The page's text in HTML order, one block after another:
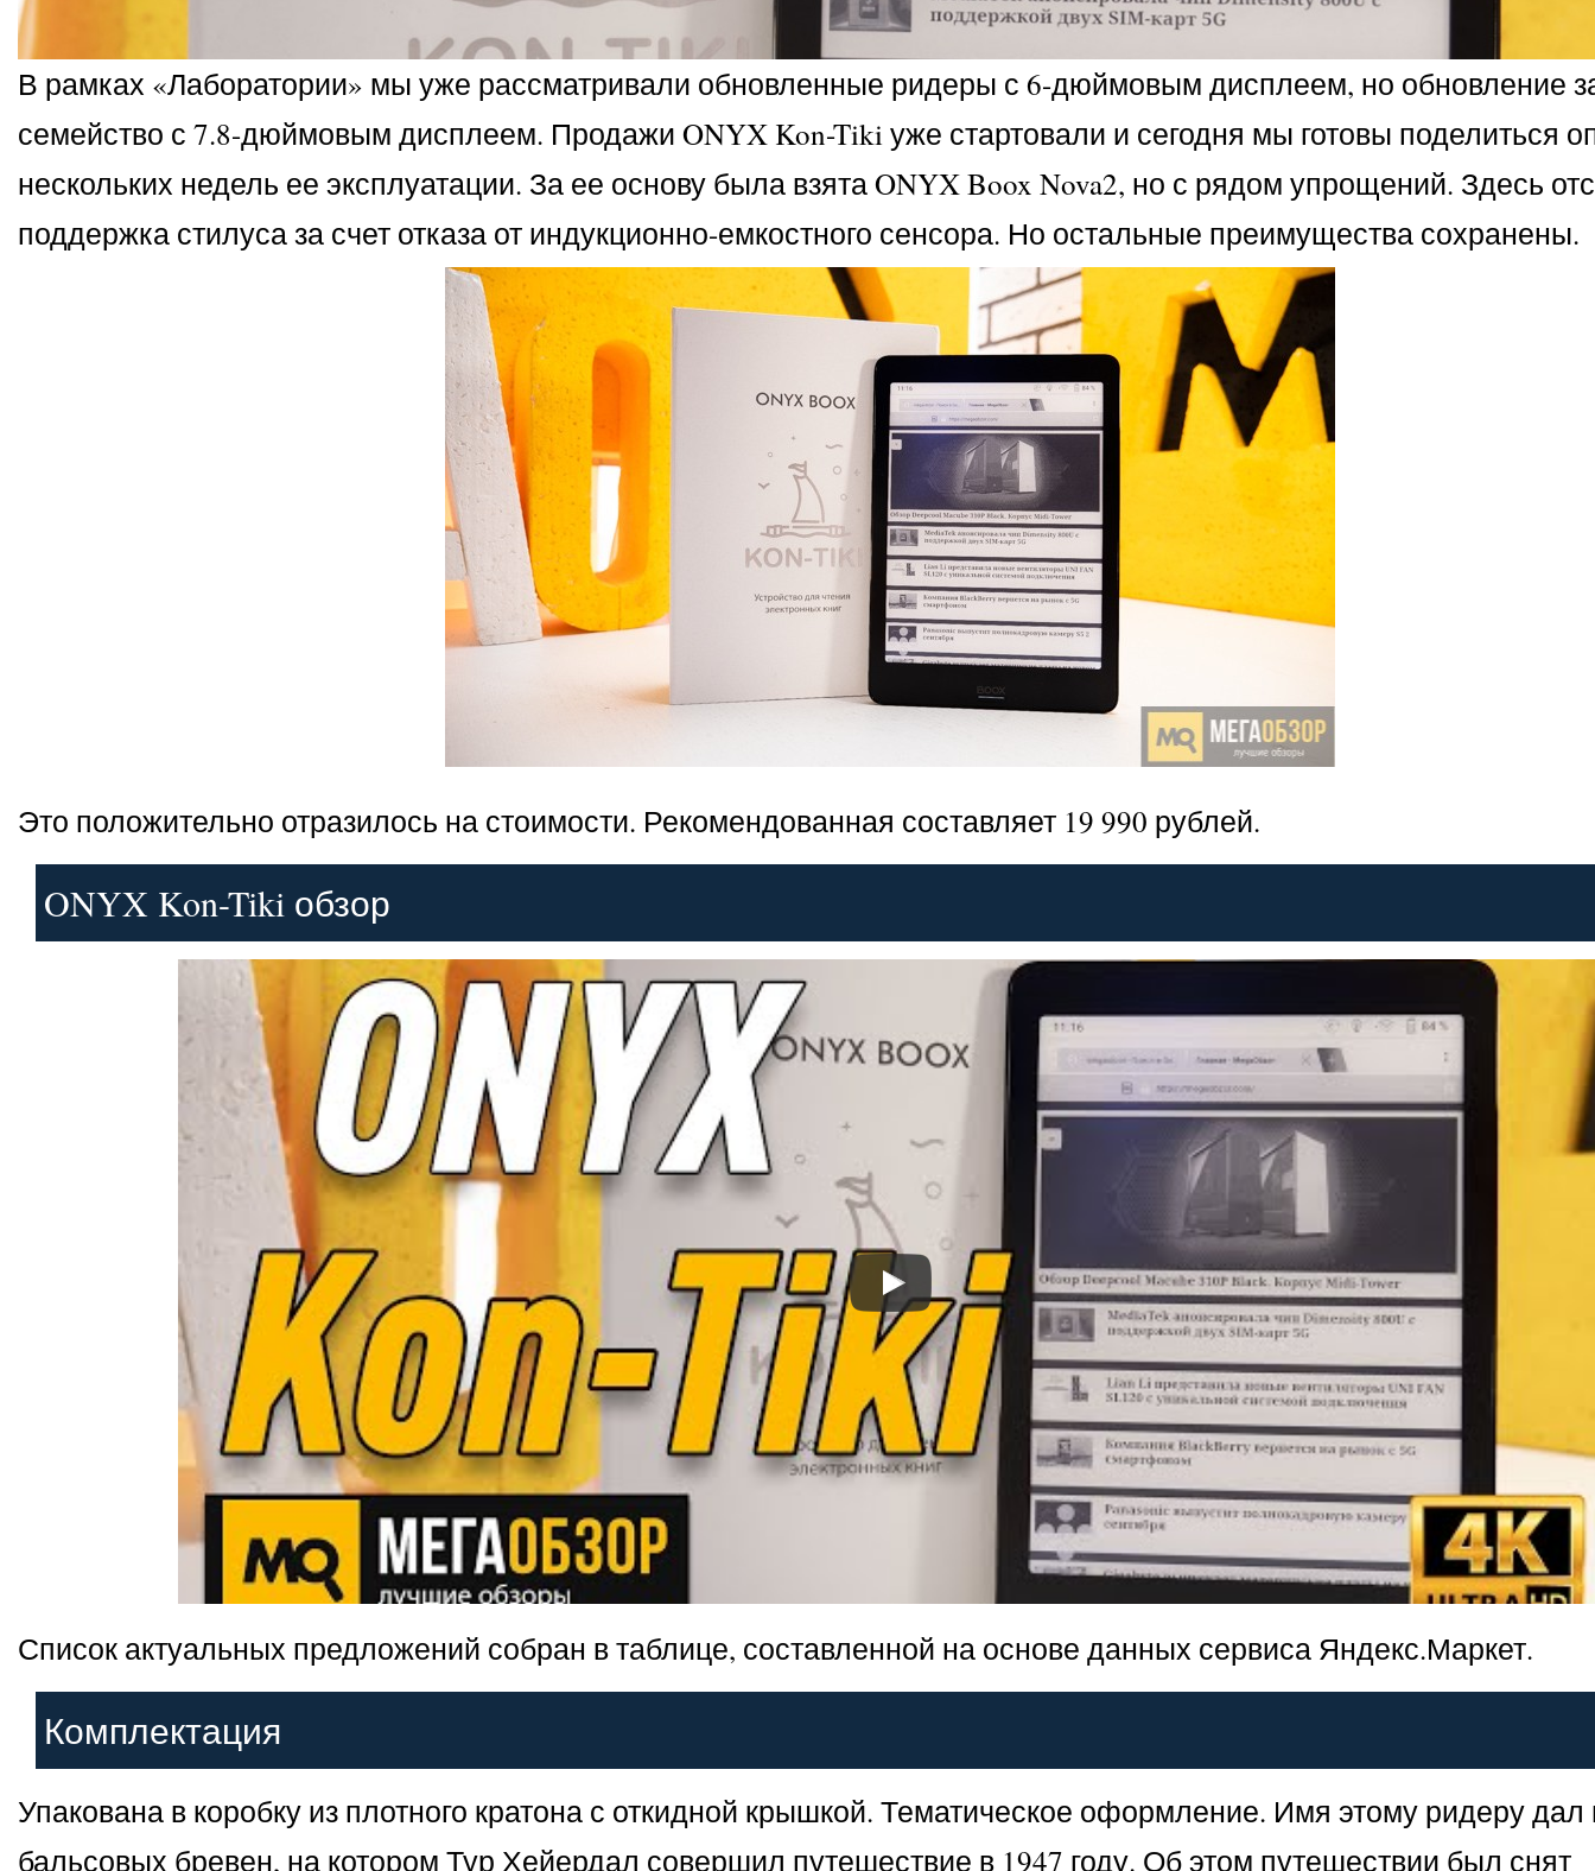
В рамках «Лаборатории» мы уже рассматривали обновленные ридеры с 6-дюймовым дисплеем, но обновление
семейство с 7.8-дюймовым дисплеем. Продажи ONYX Kon-Tiki уже стартовали и сегодня мы готовы поделиться
нескольких недель ее эксплуатации. За ее основу была взята ONYX Boox Nova2, но с рядом упрощений. Здесь
поддержка стилуса за счет отказа от индукционно-емкостного сенсора. Но остальные преимущества сохранены.
Это положительно отразилось на стоимости. Рекомендованная составляет 19 990 рублей.
ONYX Kon-Tiki обзор
Список актуальных предложений собран в таблице, составленной на основе данных сервиса Яндекс.Маркет.
Комплектация
Упакована в коробку из плотного кратона с откидной крышкой. Тематическое оформление. Имя этому ридеру дал
бальсовых бревен, на котором Тур Хейердал совершил путешествие в 1947 году. Об этом путешествии был снят